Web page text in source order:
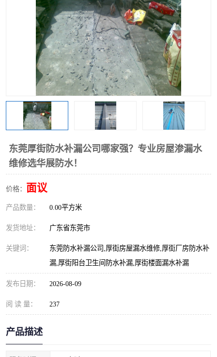
东莞厚街防水补漏公司哪家强？专业房屋渗漏水
维修选华展防水！
价格： 面议
产品数量： 0.00平方米
发货地址： 广东省东莞市
关键词：
东莞防水补漏公司,厚街房屋漏水维修,厚街厂房防水补
漏,厚街阳台卫生间防水补漏,厚街楼面漏水补漏
发布日期： 2026-08-09
阅 读 量： 237
产品描述